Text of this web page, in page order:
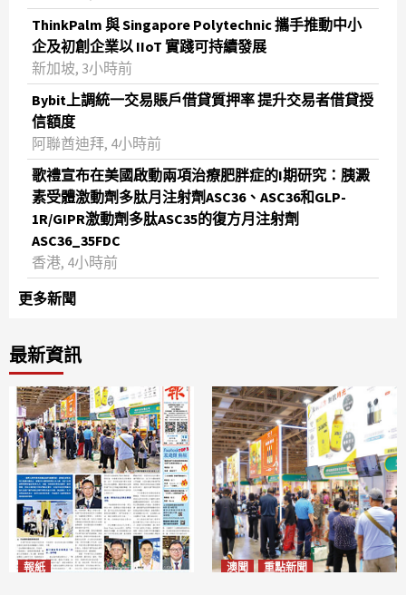
ThinkPalm 與 Singapore Polytechnic 攜手推動中小
企及初創企業以 IIoT 實踐可持續發展
新加坡, 3小時前
Bybit上調統一交易賬戶借貸質押率 提升交易者借貸授
信額度
阿聯酋迪拜, 4小時前
歌禮宣布在美國啟動兩項治療肥胖症的I期研究：胰澱
素受體激動劑多肽月注射劑ASC36、ASC36和GLP-
1R/GIPR激動劑多肽ASC35的復方月注射劑
ASC36_35FDC
香港, 4小時前
更多新聞
最新資訊
報紙 澳聞 重點新聞